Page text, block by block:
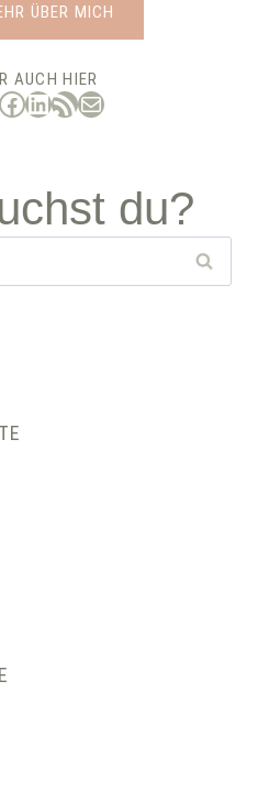
ÜBER MICH
AUCH HIER
LinkedIn
RSS-Feed
E-Mail
du?